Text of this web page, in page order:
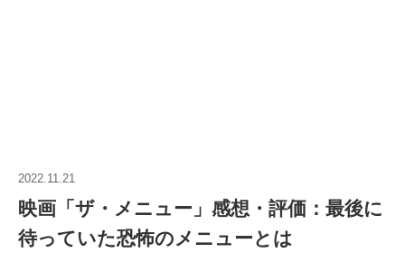
2022.11.21
映画「ザ・メニュー」感想・評価：最後に
待っていた恐怖のメニューとは